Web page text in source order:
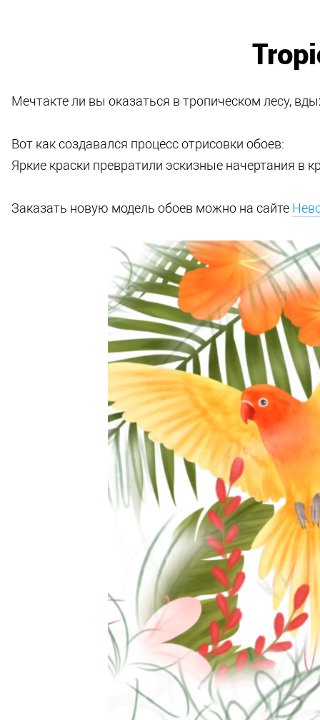
Мечтакте ли вы оказаться в тропическом лесу,
Вот как создавался процесс отрисовки обоев:
Яркие краски превратили эскизные начертания в
Заказать новую модель обоев можно на сайте